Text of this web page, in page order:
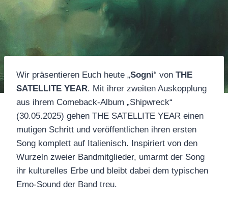
Wir präsentieren Euch heute „Sogni“ von THE
SATELLITE YEAR. Mit ihrer zweiten Auskopplung
aus ihrem Comeback-Album „Shipwreck“
(30.05.2025) gehen THE SATELLITE YEAR einen
mutigen Schritt und veröffentlichen ihren ersten
Song komplett auf Italienisch. Inspiriert von den
Wurzeln zweier Bandmitglieder, umarmt der Song
ihr kulturelles Erbe und bleibt dabei dem typischen
Emo-Sound der Band treu.